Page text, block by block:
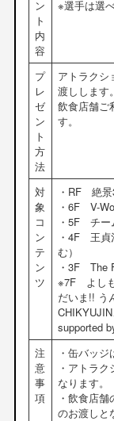
ン
ト
内
容
※選手は選
プ
レ
ゼ
ン
ト
方
法
アトラクシ
渡しします。
飲食店舗ご
す。
対
象
コ
ン
テ
ン
ツ
・RF 絶景
・6F V-
・5F チー
・4F 王貞
む）
・3F The
※7F よし
だいま!! う
supported
注
意
事
項
・缶バッジ
・アトラ
なります。
・飲食店
のお渡しと